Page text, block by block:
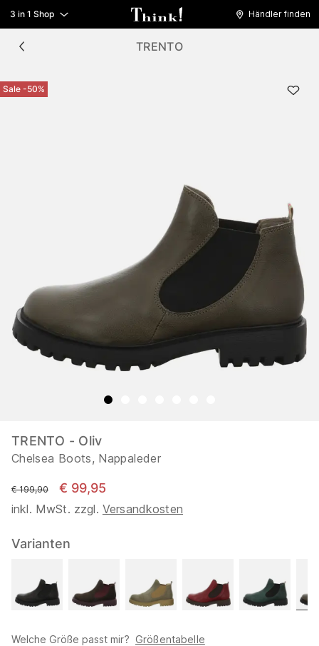
3 in 1 Shop Händler finden
TRENTO
Sale -50%
TRENTO - Oliv
Chelsea Boots, Nappaleder
statt
€ 199,90 € 99,95
inkl. MwSt. zzgl. Versandkosten
Varianten
Welche Größe passt mir? Größentabelle